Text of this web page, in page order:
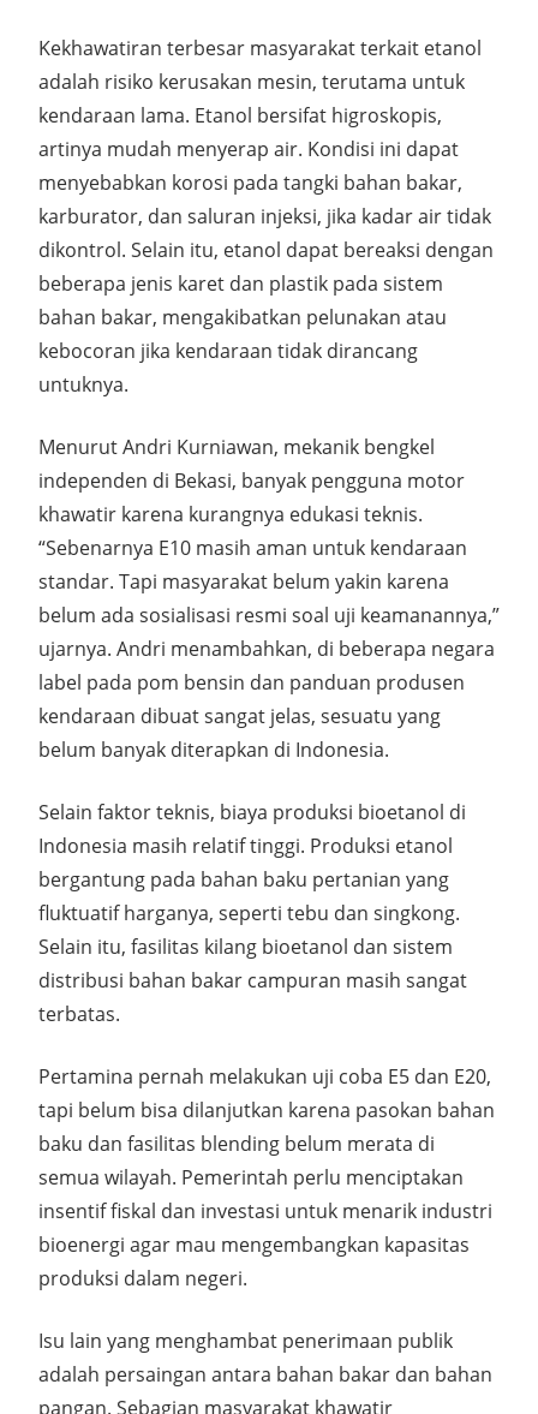
Kekhawatiran terbesar masyarakat terkait etanol
adalah risiko kerusakan mesin, terutama untuk
kendaraan lama. Etanol bersifat higroskopis,
artinya mudah menyerap air. Kondisi ini dapat
menyebabkan korosi pada tangki bahan bakar,
karburator, dan saluran injeksi, jika kadar air tidak
dikontrol. Selain itu, etanol dapat bereaksi dengan
beberapa jenis karet dan plastik pada sistem
bahan bakar, mengakibatkan pelunakan atau
kebocoran jika kendaraan tidak dirancang
untuknya.
MenurutAndri Kurniawan, mekanik bengkel
independen di Bekasi, banyak pengguna motor
khawatir karena kurangnya edukasi teknis.
“Sebenarnya E10 masih aman untuk kendaraan
standar. Tapi masyarakat belum yakin karena
belum ada sosialisasi resmi soal uji keamanannya,”
ujarnya. Andri menambahkan, di beberapa negara
label pada pom bensin dan panduan produsen
kendaraan dibuat sangat jelas, sesuatu yang
belum banyak diterapkan di Indonesia.
Selain faktor teknis, biaya produksi bioetanol di
Indonesia masih relatif tinggi. Produksi etanol
bergantung pada bahan baku pertanian yang
fluktuatif harganya, seperti tebu dan singkong.
Selain itu, fasilitas kilang bioetanol dan sistem
distribusi bahan bakar campuran masih sangat
terbatas.
Pertamina pernah melakukan uji coba E5 dan E20,
tapi belum bisa dilanjutkan karena pasokan bahan
baku dan fasilitas blending belum merata di
semua wilayah. Pemerintah perlu menciptakan
insentif fiskal dan investasi untuk menarik industri
bioenergi agar mau mengembangkan kapasitas
produksi dalam negeri.
Isu lain yang menghambat penerimaan publik
adalah persaingan antara bahan bakar dan bahan
pangan. Sebagian masyarakat khawatir